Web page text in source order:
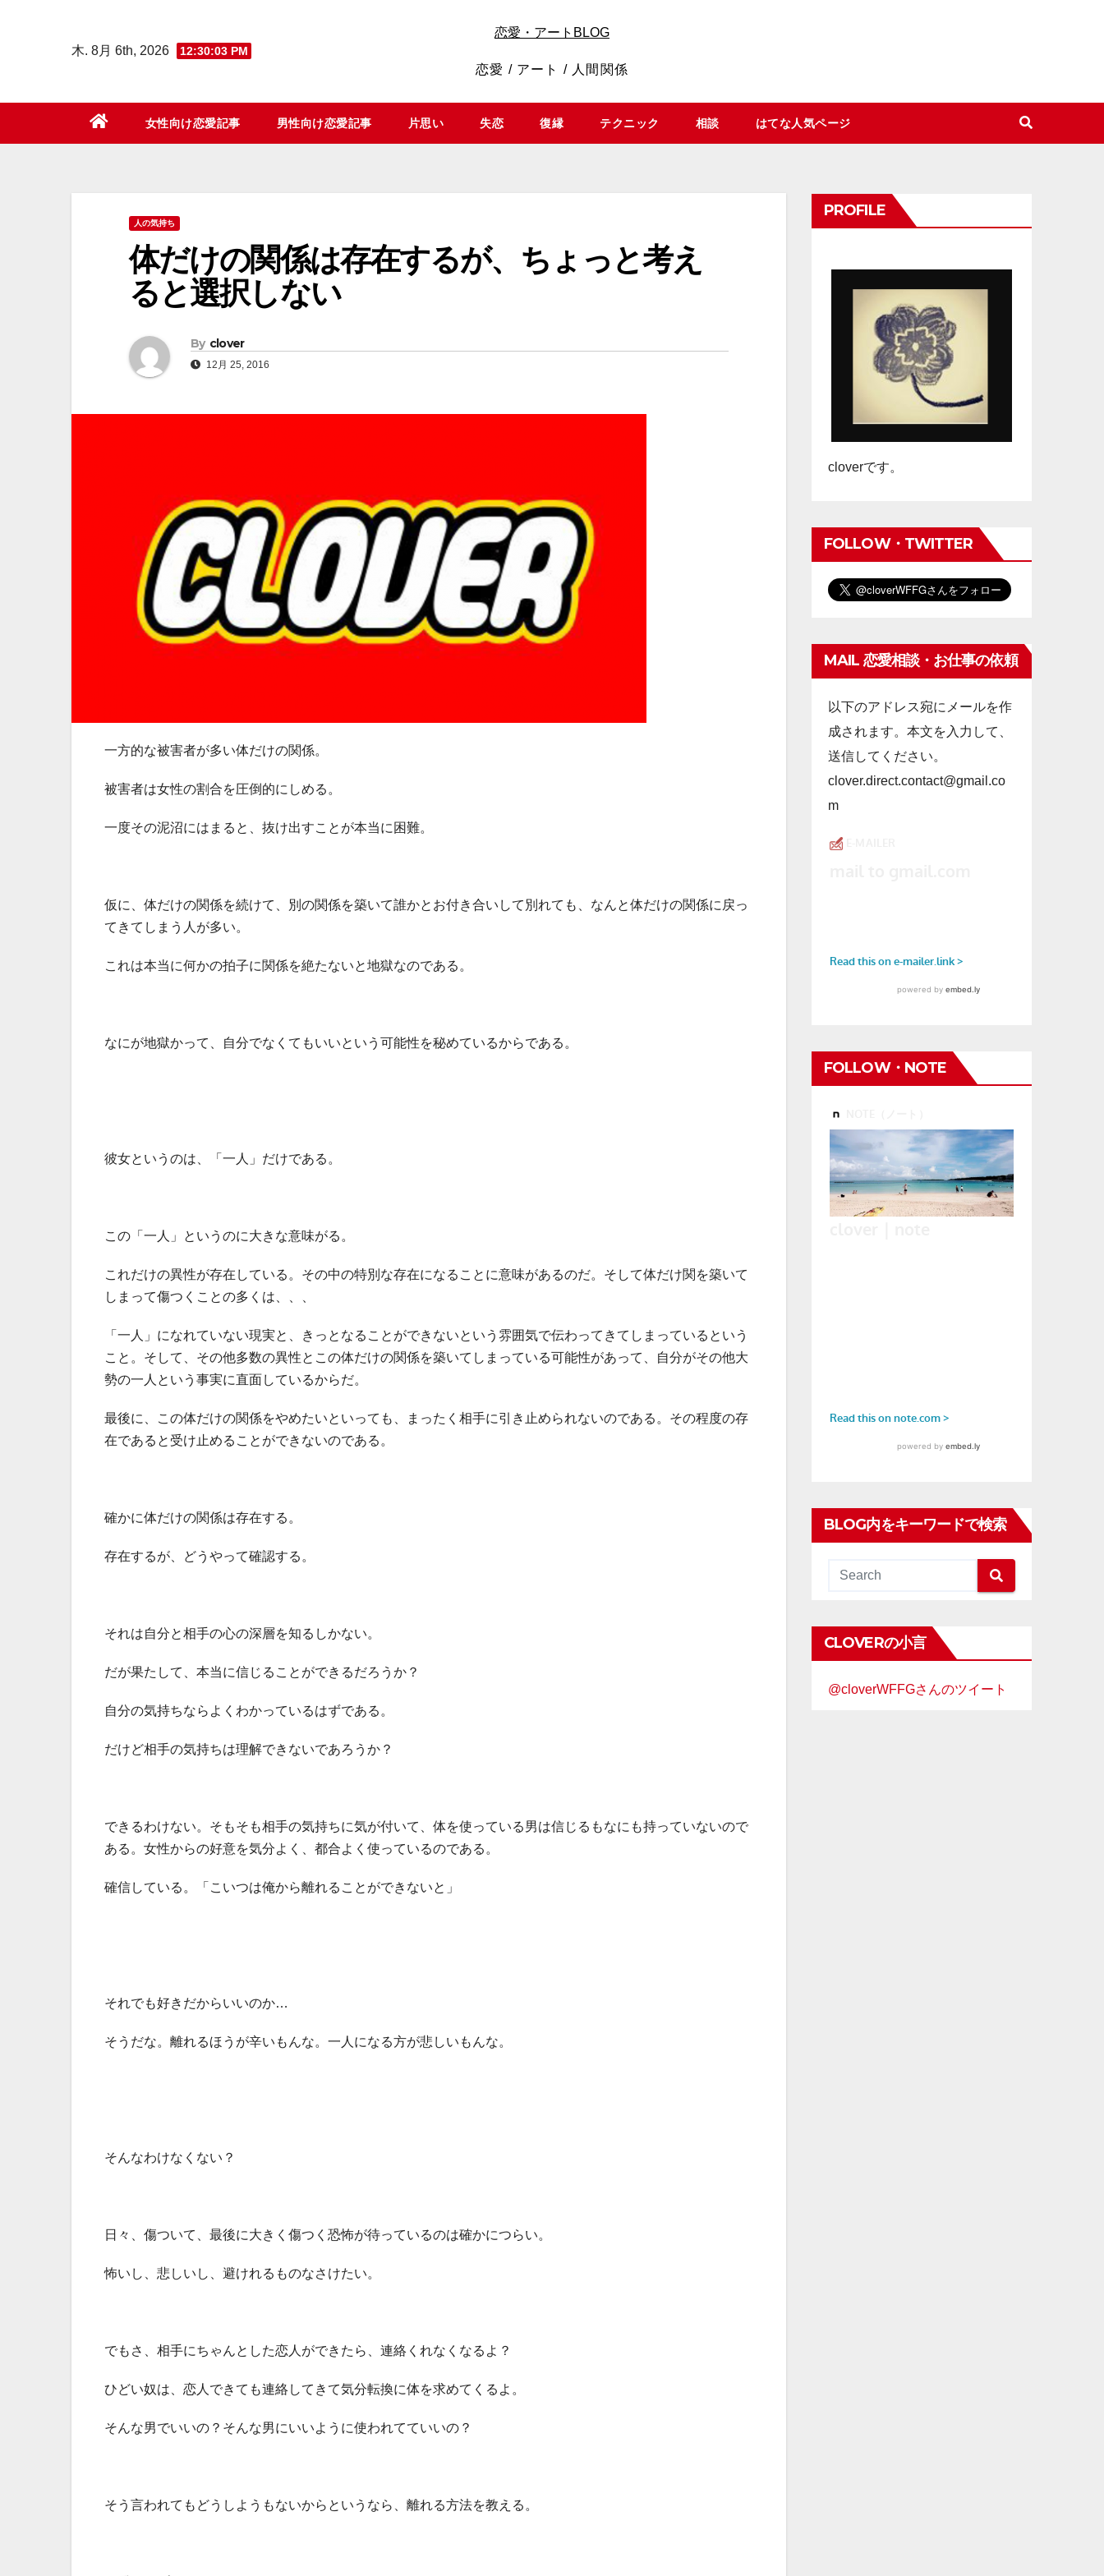
木. 8月 6th, 2026 12:30:04 PM
恋愛・アートBLOG
恋愛 / アート / 人間関係
女性向け恋愛記事 男性向け恋愛記事 片思い 失恋 復縁 テクニック 相談 はてな人気ページ
人の気持ち
体だけの関係は存在するが、ちょっと考え
ると選択しない
By clover
12月 25, 2016
一方的な被害者が多い体だけの関係。
被害者は女性の割合を圧倒的にしめる。
一度その泥沼にはまると、抜け出すことが本当に困難。
仮に、体だけの関係を続けて、別の関係を築いて誰かとお付き合いして別れても、なんと体だけの関係に戻っ
てきてしまう人が多い。
これは本当に何かの拍子に関係を絶たないと地獄なのである。
なにが地獄かって、自分でなくてもいいという可能性を秘めているからである。
彼女というのは、「一人」だけである。
この「一人」というのに大きな意味がる。
これだけの異性が存在している。その中の特別な存在になることに意味があるのだ。そして体だけ関を築いて
しまって傷つくことの多くは、、、
「一人」になれていない現実と、きっとなることができないという雰囲気で伝わってきてしまっているという
こと。そして、その他多数の異性とこの体だけの関係を築いてしまっている可能性があって、自分がその他大
勢の一人という事実に直面しているからだ。
最後に、この体だけの関係をやめたいといっても、まったく相手に引き止められないのである。その程度の存
在であると受け止めることができないのである。
確かに体だけの関係は存在する。
存在するが、どうやって確認する。
それは自分と相手の心の深層を知るしかない。
だが果たして、本当に信じることができるだろうか？
自分の気持ちならよくわかっているはずである。
だけど相手の気持ちは理解できないであろうか？
できるわけない。そもそも相手の気持ちに気が付いて、体を使っている男は信じるもなにも持っていないので
ある。女性からの好意を気分よく、都合よく使っているのである。
確信している。「こいつは俺から離れることができないと」
それでも好きだからいいのか…
そうだな。離れるほうが辛いもんな。一人になる方が悲しいもんな。
そんなわけなくない？
日々、傷ついて、最後に大きく傷つく恐怖が待っているのは確かにつらい。
怖いし、悲しいし、避けれるものなさけたい。
でもさ、相手にちゃんとした恋人ができたら、連絡くれなくなるよ？
ひどい奴は、恋人できても連絡してきて気分転換に体を求めてくるよ。
そんな男でいいの？そんな男にいいように使われてていいの？
そう言われてもどうしようもないからというなら、離れる方法を教える。
PROFILE
cloverです。
FOLLOW・TWITTER
MAIL 恋愛相談・お仕事の依頼
以下のアドレス宛にメールを作
成されます。本文を入力して、
送信してください。
clover.direct.contact@gmail.co
m
FOLLOW・NOTE
BLOG内をキーワードで検索
CLOVERの小言
@cloverWFFGさんのツイート